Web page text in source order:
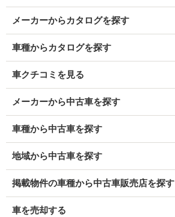
メーカーからカタログを探す
車種からカタログを探す
車クチコミを見る
メーカーから中古車を探す
車種から中古車を探す
地域から中古車を探す
掲載物件の車種から中古車販売店を探す
車を売却する